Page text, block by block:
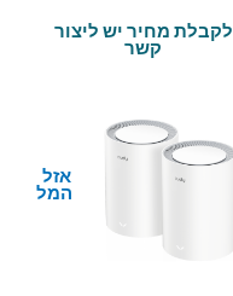
לקבלת מחיר יש ליצור
קשר
אזל מן
המלאי